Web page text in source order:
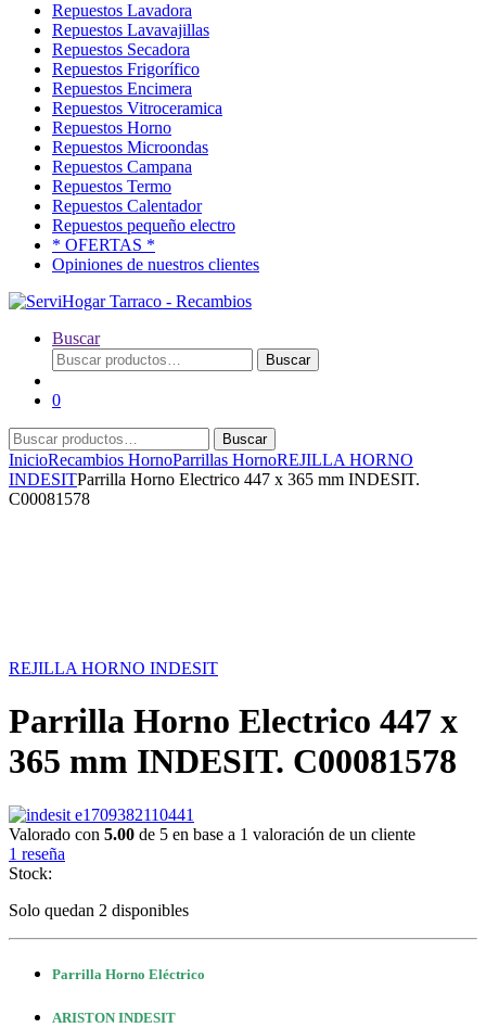
Repuestos Lavadora
Repuestos Lavavajillas
Repuestos Secadora
Repuestos Frigorífico
Repuestos Encimera
Repuestos Vitroceramica
Repuestos Horno
Repuestos Microondas
Repuestos Campana
Repuestos Termo
Repuestos Calentador
Repuestos pequeño electro
* OFERTAS *
Opiniones de nuestros clientes
Buscar
Buscar
por:
Buscar
0
Buscar
por:
Buscar
InicioRecambios HornoParrillas HornoREJILLA HORNO
INDESITParrilla Horno Electrico 447 x 365 mm INDESIT.
C00081578
REJILLA HORNO INDESIT
Parrilla Horno Electrico 447 x
365 mm INDESIT. C00081578
Valorado con 5.00 de 5 en base a 1 valoración de un cliente
1 reseña
Stock:
Solo quedan 2 disponibles
Parrilla Horno Eléctrico
ARISTON INDESIT